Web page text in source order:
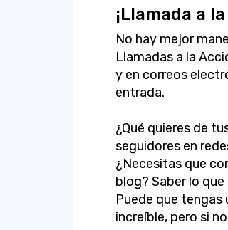
¡Llamada a
No hay mejor
Llamadas a la
y en correos
entrada.
¿Qué quieres de
seguidores en
¿Necesitas que
blog? Saber lo
Puede que
increíble, pero si